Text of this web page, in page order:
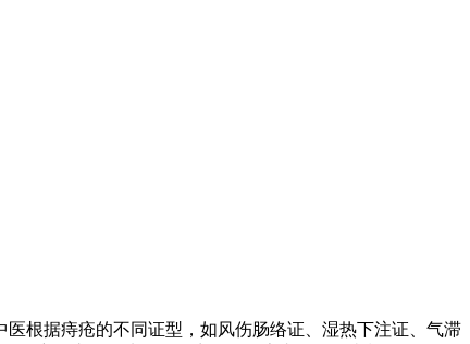
根据痔疮的不同证型，如风伤肠络证、湿热下注证、气滞